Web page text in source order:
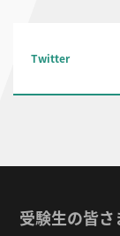
Twitter
受験生の皆さ